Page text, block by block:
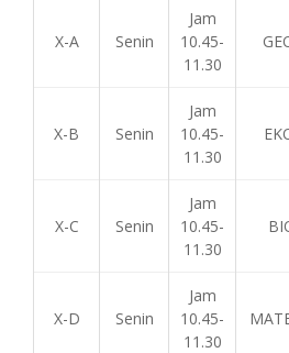
X-A Senin
Jam
10.45-
11.30
X-B Senin
Jam
10.45-
11.30
X-C Senin
Jam
10.45-
11.30
X-D Senin
Jam
10.45-
11.30